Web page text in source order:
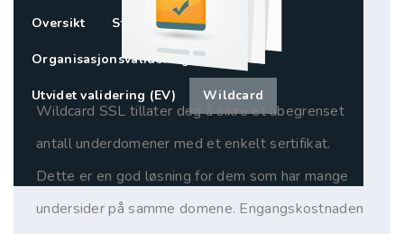
Oversikt Standard SSL (DV)
Organisasjonsvalidering (OV)
Utvidet validering (EV) Wildcard
Wildcard SSL tillater deg å sikre et ubegrenset
antall underdomener med et enkelt sertifikat.
Dette er en god løsning for dem som har mange
undersider på samme domene. Engangskostnaden